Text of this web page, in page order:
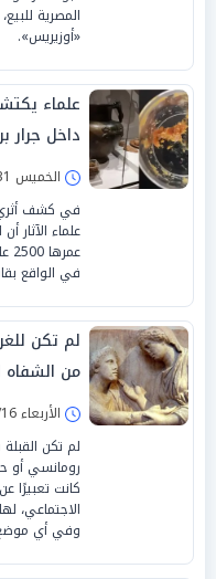
المصرية
«أوزيريس».
داخل جرار
الخميس 31/يوليو/2025 - 03:49 م
في كشف
علماء الآثار
في الواقع
لم تكن
من الشفاه
الأربعاء 16/يوليو/2025 - 09:16 م
لم تكن
رومانسي أو
كانت تعبيرًا
الاجتماعي،
وفي أي